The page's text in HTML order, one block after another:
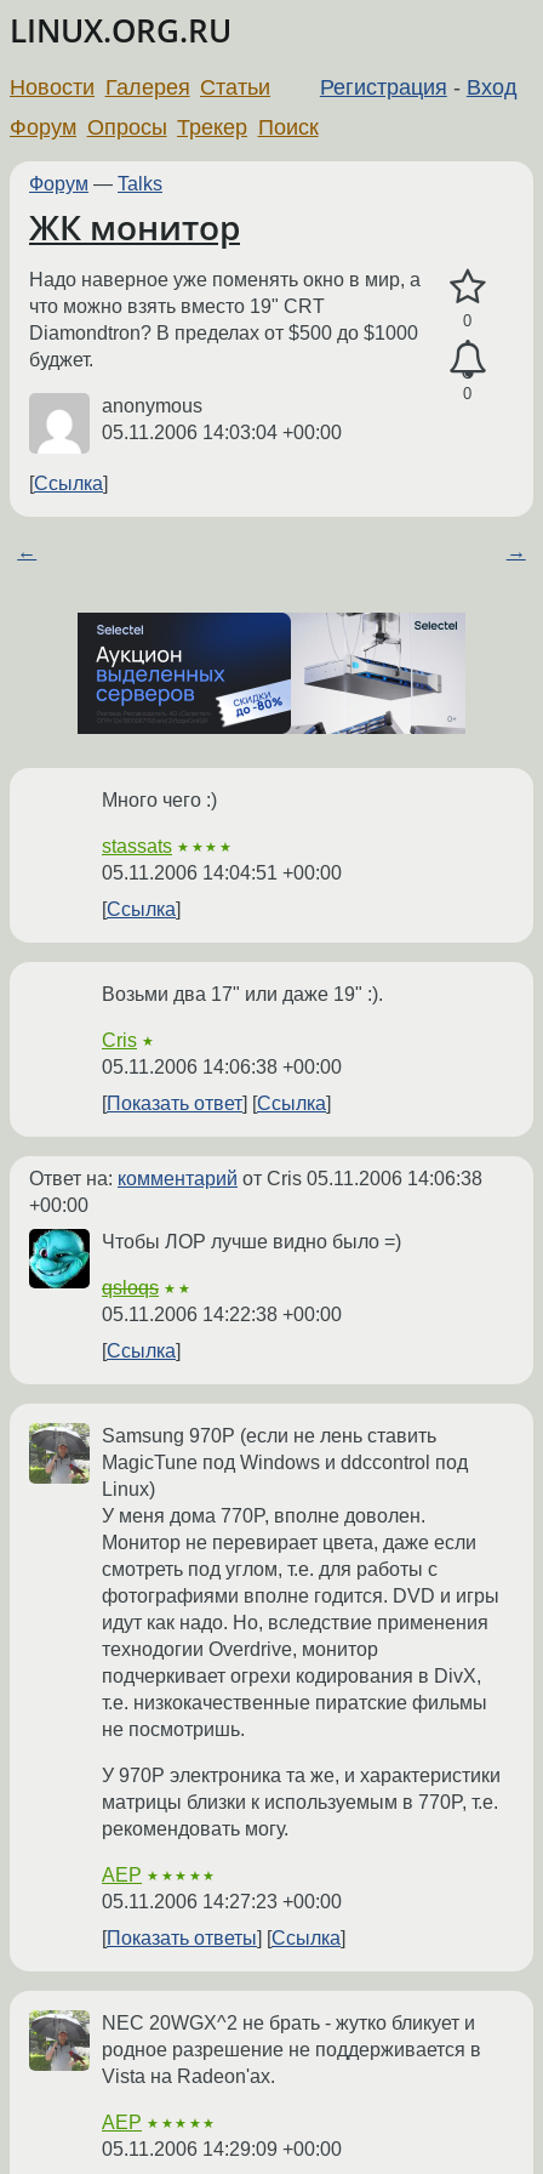
LINUX.ORG.RU
Регистрация - Вход
Новости Галерея Статьи
Форум Опросы Трекер Поиск
Форум — Talks
ЖК монитор
0
0
Надо наверное уже поменять окно в мир, а
что можно взять вместо 19" CRT
Diamondtron? В пределах от $500 до $1000
буджет.
anonymous
05.11.2006 14:03:04 +00:00
Ссылка
← →
Много чего :)
stassats ★★★★
05.11.2006 14:04:51 +00:00
Ссылка
Возьми два 17" или даже 19" :).
Cris ★
05.11.2006 14:06:38 +00:00
Показать ответ
Ссылка
Ответ на: комментарий от Cris 05.11.2006 14:06:38
+00:00
Чтобы ЛОР лучше видно было =)
qsloqs ★★
05.11.2006 14:22:38 +00:00
Ссылка
Samsung 970P (если не лень ставить
MagicTune под Windows и ddccontrol под
Linux)
У меня дома 770P, вполне доволен.
Монитор не перевирает цвета, даже если
смотреть под углом, т.е. для работы с
фотографиями вполне годится. DVD и игры
идут как надо. Но, вследствие применения
технодогии Overdrive, монитор
подчеркивает огрехи кодирования в DivX,
т.е. низкокачественные пиратские фильмы
не посмотришь.
У 970P электроника та же, и характеристики
матрицы близки к используемым в 770P, т.е.
рекомендовать могу.
AEP ★★★★★
05.11.2006 14:27:23 +00:00
Показать ответы
Ссылка
NEC 20WGX^2 не брать - жутко бликует и
родное разрешение не поддерживается в
Vista на Radeon'ах.
AEP ★★★★★
05.11.2006 14:29:09 +00:00